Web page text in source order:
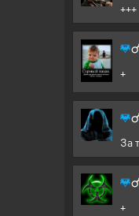
+++
+
За
+